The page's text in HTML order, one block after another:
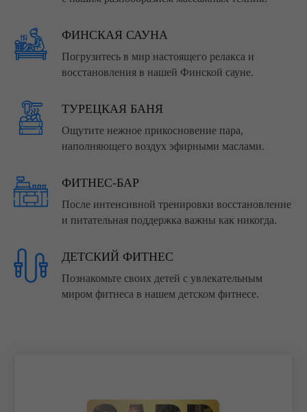
ФИНСКАЯ САУНА
Погрузитесь в мир настоящего релакса и
восстановления в нашей Финской сауне.
ТУРЕЦКАЯ БАНЯ
Ощутите нежное прикосновение пара,
наполняющего воздух эфирными маслами.
ФИТНЕС-БАР
После интенсивной тренировки восстановление
и питательная поддержка важны как никогда.
ДЕТСКИЙ ФИТНЕС
Познакомьте своих детей с увлекательным
миром фитнеса в нашем детском фитнесе.